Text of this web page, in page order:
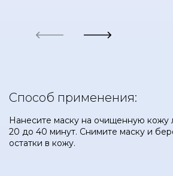
Способ применения:
Нанесите маску на очищенную кожу
20 до 40 минут. Снимите маску и
остатки в кожу.